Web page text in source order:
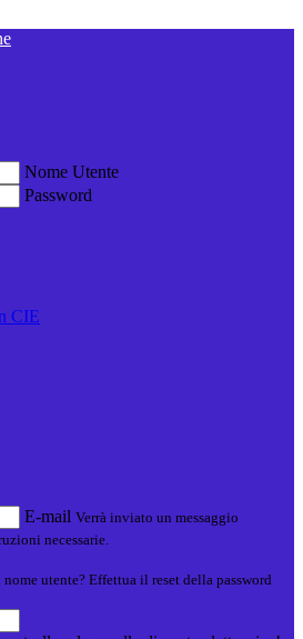
Nome Utente
Password
CIE
E-mail Verrà inviato un messaggio
necessarie.
utente? Effettua il reset della password